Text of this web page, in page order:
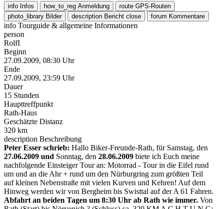
info Infos how_to_reg Anmeldung route GPS-Routen
photo_library Bilder description Bericht close forum Kommentare
info Tourguide & allgemeine Informationen
person
RolfI
Beginn
27.09.2009, 08:30 Uhr
Ende
27.09.2009, 23:59 Uhr
Dauer
15 Stunden
Haupttreffpunkt
Rath-Haus
Geschätzte Distanz
320 km
description Beschreibung
Peter Esser schrieb: Hallo Biker-Freunde-Rath, für Samstag, den
27.06.2009 und Sonntag, den 28.06.2009 biete ich Euch meine
nachfolgende Einsteiger Tour an: Motorrad - Tour in die Eifel rund
um und an die Ahr + rund um den Nürburgring zum größten Teil
auf kleinen Nebenstraße mit vielen Kurven und Kehren! Auf dem
Hinweg werden wir von Bergheim bis Swisttal auf der A 61 Fahren.
Abfahrt an beiden Tagen um 8:30 Uhr ab Rath wie immer. Von